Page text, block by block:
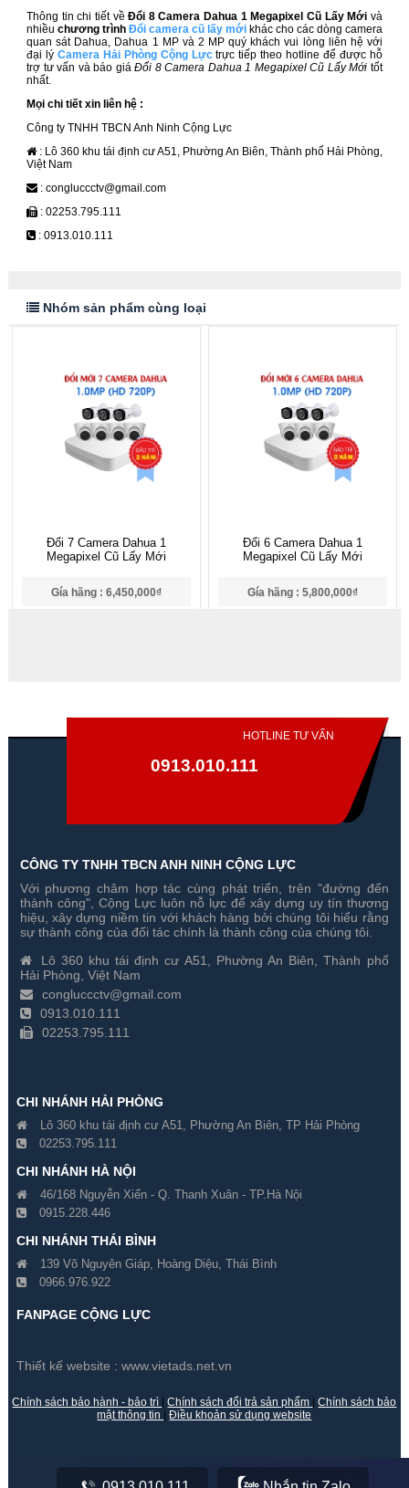
Thông tin chi tiết vềĐổi 8 Camera Dahua 1 Megapixel Cũ Lấy Mới và
nhiều chương trình Đổi camera cũ lấy mớikhác cho các dòng camera
quan sát Dahua, Dahua 1 MP và 2 MP quý khách vui lòng liên hệ với
đại lý Camera Hải Phòng Cộng Lực trực tiếp theo hotline để được hỗ
trợ tư vấn và báo giáĐổi 8 Camera Dahua 1 Megapixel Cũ Lấy Mới tốt
nhất.
Mọi chi tiết xin liên hệ :
Công ty TNHH TBCN Anh Ninh Cộng Lực
: Lô 360 khu tái định cư A51, Phường An Biên, Thành phố Hải Phòng,
Việt Nam
: congluccctv@gmail.com
: 02253.795.111
: 0913.010.111
Nhóm sản phẩm cùng loại
Đổi 7 Camera Dahua 1
Megapixel Cũ Lấy Mới
Gía hãng : 6,450,000₫
Đổi 6 Camera Dahua 1
Megapixel Cũ Lấy Mới
Gía hãng : 5,800,000₫
Đổi 5 Camera Dahua 1
Megapixel Cũ Lấy Mới
Gía hãng : 5,300,000₫
5,100,000₫
Đổi 4 Camera Dahua 1
Megapixel Cũ Lấy Mới
Gía hãng : 3,710,000₫
3,640,000₫
Đổi 3 Camera Dahua 1
Gía hãng : 3,450,000₫
3,165,000₫
HOTLINE TƯ VẤN
0913.010.111
CÔNG TY TNHH TBCN ANH NINH CỘNG LỰC
Với phương châm hợp tác cùng phát triển, trên "đường đến
thành công", Cộng Lực luôn nỗ lực để xây dựng uy tín thương
hiệu, xây dựng niềm tin với khách hàng bởi chúng tôi hiểu rằng
sự thành công của đối tác chính là thành công của chúng tôi.
Lô 360 khu tái định cư A51, Phường An Biên, Thành phố
Hải Phòng, Việt Nam
congluccctv@gmail.com
0913.010.111
02253.795.111
CHI NHÁNH HẢI PHÒNG
Lô 360 khu tái định cư A51, Phường An Biên, TP Hải Phòng
02253.795.111
CHI NHÁNH HÀ NỘI
46/168 Nguyễn Xiển - Q. Thanh Xuân - TP.Hà Nội
0915.228.446
CHI NHÁNH THÁI BÌNH
139 Võ Nguyên Giáp, Hoàng Diệu, Thái Bình
0966.976.922
FANPAGE CỘNG LỰC
Thiết kế website : www.vietads.net.vn
Chính sách bảo hành - bảo trì Chính sách đổi trả sản phẩm
Chính sách bảo
mật thông tin
Điều khoản sử dụng website